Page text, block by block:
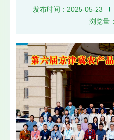
发布时间：2025-05-23
浏览量：